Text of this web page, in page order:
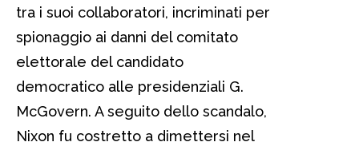
tra i suoi collaboratori, incriminati per
spionaggio ai danni del comitato
elettorale del candidato
democratico alle presidenziali G.
McGovern. A seguito dello scandalo,
Nixon fu costretto a dimettersi nel